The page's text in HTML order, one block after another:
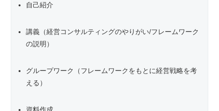
自己紹介
講義（経営コンサルティングのやりがい/フレームワーク
の説明）
グループワーク（フレームワークをもとに経営戦略を考
える）
資料作成